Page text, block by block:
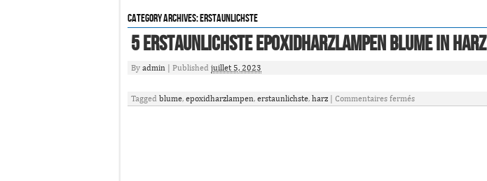
Category Archives:erstaunlichste
5 Erstaunlichste Epoxidharzlampen Blume In Harz
By admin Published juillet 5, 2023
Tagged blume, epoxidharzlampen, erstaunlichste, harz Commentaires fermés